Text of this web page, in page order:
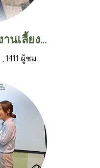
ภาพบรรยากาศงานเลี้ยงฉลองขึ้นตำแหน่งแชร์แมน คุณนันทิดา หงษ์ทอง
, 1411 ผู้ชม